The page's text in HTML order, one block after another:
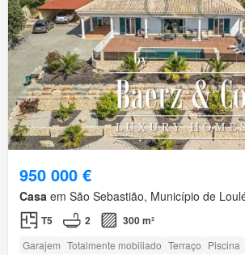
950 000 €
Casa em São Sebastião, Município de
T5 2 300 m²
Garajem Totalmente mobiliado Terraço Piscina